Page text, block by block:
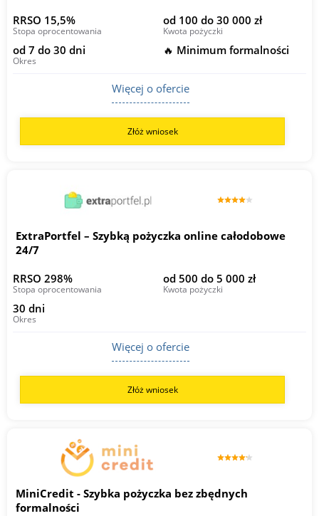
RRSO 15,5%
Stopa oprocentowania
od 100 do 30 000 zł
Kwota pożyczki
od 7 do 30 dni
Okres
🔥 Minimum formalności
Więcej o ofercie
Złóż wniosek
ExtraPortfel – Szybką pożyczka online całodobowe
24/7
RRSO 298%
Stopa oprocentowania
od 500 do 5 000 zł
Kwota pożyczki
30 dni
Okres
Więcej o ofercie
Złóż wniosek
MiniCredit - Szybka pożyczka bez zbędnych
formalności